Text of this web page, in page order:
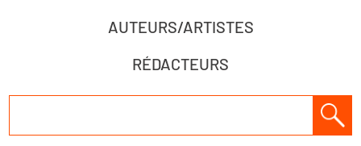
AUTEURS/ARTISTES
RÉDACTEURS